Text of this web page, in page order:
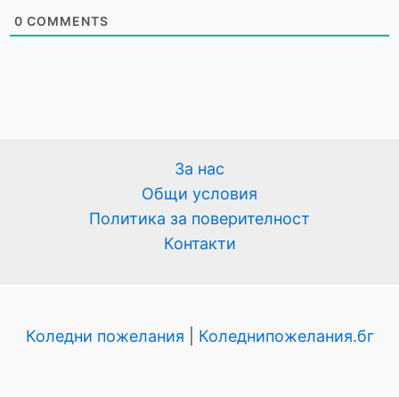
0 COMMENTS
За нас
Общи условия
Политика за поверителност
Контакти
Коледни пожелания Коледнипожелания.бг